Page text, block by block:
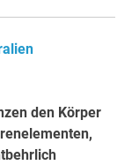
den Körper